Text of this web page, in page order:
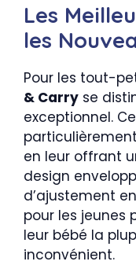
Les
les
Pour les tout-
& Carry se
exceptionnel.
en leur offrant
design
d’ajustement
pour les jeunes
leur bébé la
inconvénient.